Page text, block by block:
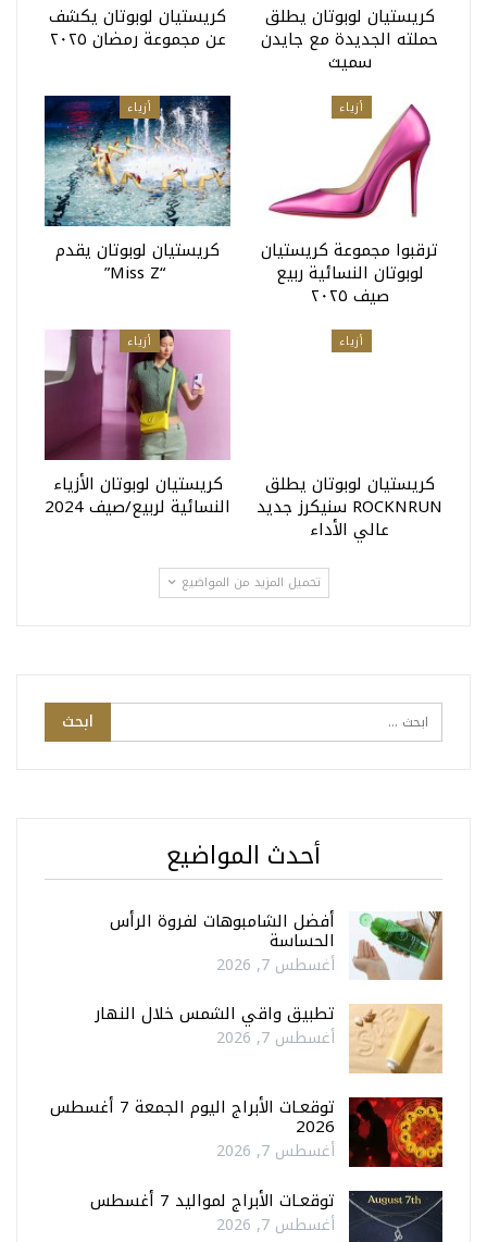
كريستيان لوبوتان يطلق
حملته الجديدة مع جايدن
سميث
كريستيان لوبوتان يكشف
عن مجموعة رمضان ٢٠٢٥
أزياء
ترقبوا مجموعة كريستيان
لوبوتان النسائية ربيع
صيف ٢٠٢٥
أزياء
كريستيان لوبوتان يقدم
“miss Z”
أزياء
كريستيان لوبوتان يطلق
ROCKNRUN سنيكرز جديد
عالي الأداء
أزياء
كريستيان لوبوتان الأزياء
النسائية لربيع/صيف 2024
تحميل المزيد من المواضيع
أحدث المواضيع
أفضل الشامبوهات لفروة الرأس
الحساسة
أغسطس 7, 2026
تطبيق واقي الشمس خلال النهار
أغسطس 7, 2026
توقعـات الأبراج اليوم الجمعة 7 أغسطس
2026
أغسطس 7, 2026
توقعـات الأبراج لمواليد 7 أغسطس
أغسطس 7, 2026